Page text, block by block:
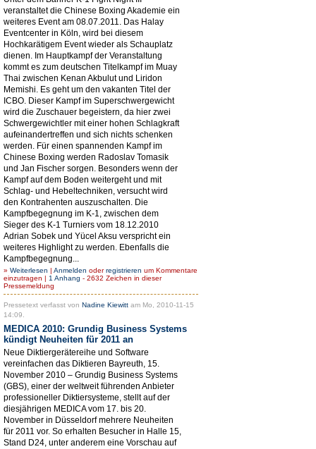
veranstaltet die Chinese Boxing Akademie ein
weiteres Event am 08.07.2011. Das Halay
Eventcenter in Köln, wird bei diesem
Hochkarätigem Event wieder als Schauplatz
dienen. Im Hauptkampf der Veranstaltung
kommt es zum deutschen Titelkampf im Muay
Thai zwischen Kenan Akbulut und Liridon
Memishi. Es geht um den vakanten Titel der
ICBO. Dieser Kampf im Superschwergewicht
wird die Zuschauer begeistern, da hier zwei
Schwergewichtler mit einer hohen Schlagkraft
aufeinandertreffen und sich nichts schenken
werden. Für einen spannenden Kampf im
Chinese Boxing werden Radoslav Tomasik
und Jan Fischer sorgen. Besonders wenn der
Kampf auf dem Boden weitergeht und mit
Schlag- und Hebeltechniken, versucht wird
den Kontrahenten auszuschalten. Die
Kampfbegegnung im K-1, zwischen dem
Sieger des K-1 Turniers vom 18.12.2010
Adrian Sobek und Yücel Aksu verspricht ein
weiteres Highlight zu werden. Ebenfalls die
Kampfbegegnung...
» Weiterlesen | Anmelden oderregistrieren um Kommentare
einzutragen | 1 Anhang - 2632 Zeichen in dieser
Pressemeldung
Pressetext verfasst von Nadine Kiewitt am Mo, 2010-11-15
14:09.
MEDICA 2010: Grundig Business Systems
kündigt Neuheiten für 2011 an
Neue Diktiergerätereihe und Software
vereinfachen das Diktieren Bayreuth, 15.
November 2010 – Grundig Business Systems
(GBS), einer der weltweit führenden Anbieter
professioneller Diktiersysteme, stellt auf der
diesjährigen MEDICA vom 17. bis 20.
November in Düsseldorf mehrere Neuheiten
für 2011 vor. So erhalten Besucher in Halle 15,
Stand D24, unter anderem eine Vorschau auf